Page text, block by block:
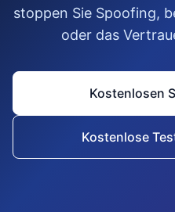
stoppen Sie Spoofing,
oder das
Kostenlosen
Kostenlose